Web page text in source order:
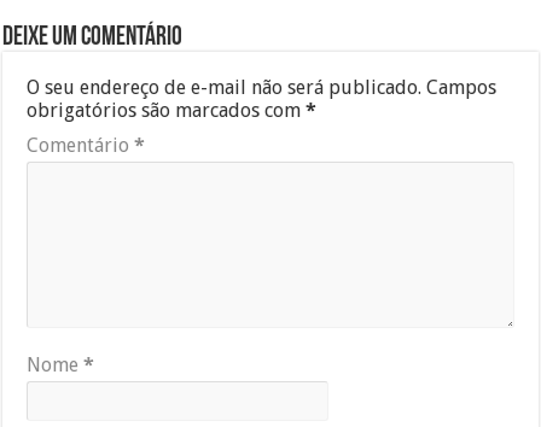
Deixe um comentário
O seu endereço de e-mail não será publicado. Campos
obrigatórios são marcados com*
Comentário*
Nome*